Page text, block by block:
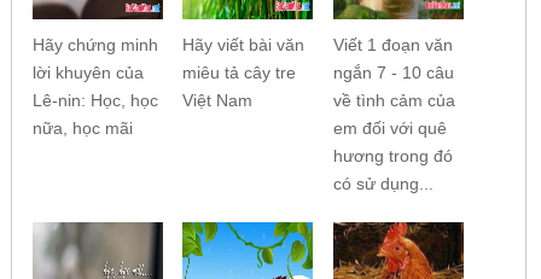
Hãy chứng minh
lời khuyên của
Lê-nin: Học, học
nữa, học mãi
Hãy viết bài văn
miêu tả cây tre
Việt Nam
Viết 1 đoạn văn
ngắn 7 - 10 câu
về tình cảm của
em đối với quê
hương trong đó
có sử dụng...